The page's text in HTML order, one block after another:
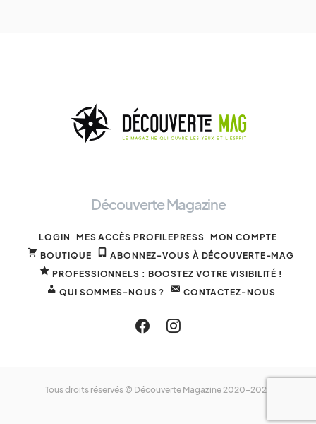
Découverte Magazine
LOGIN MES ACCÈS PROFILEPRESS MON COMPTE
BOUTIQUE
ABONNEZ-VOUS À DÉCOUVERTE-MAG
PROFESSIONNELS : BOOSTEZ VOTRE VISIBILITÉ !
QUI SOMMES-NOUS ?
CONTACTEZ-NOUS
Tous droits réservés © Découverte Magazine 2020-2025